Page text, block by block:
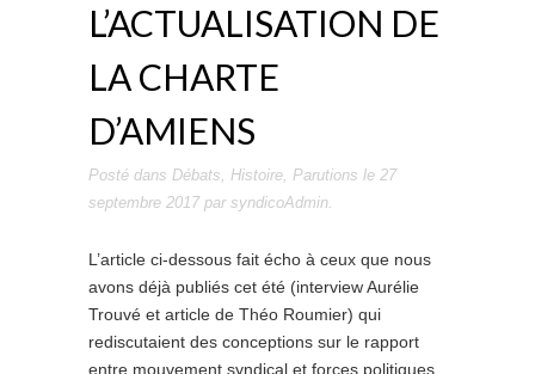
L’ACTUALISATION DE
LA CHARTE
D’AMIENS
Posté dans Débats, Histoire, Parutions le 27
septembre 2017par syndicoAdmin.
L’article ci-dessous fait écho à ceux que nous
avons déjà publiés cet été (interview Aurélie
Trouvé et article de Théo Roumier) qui
rediscutaient des conceptions sur le rapport
entre mouvement syndical et forces politiques,